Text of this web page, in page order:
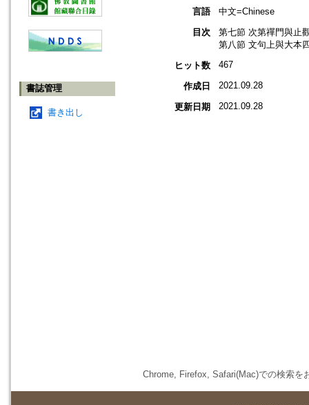
書誌管理
書き出し
言語
中文=Chinese
目次
第七節 次第禪門與止
第八節 文句上與大本
ヒット数
467
作成日 2021.09.28
更新日期 2021.09.28
Chrome, Firefox, Safari(Mac)での検索を